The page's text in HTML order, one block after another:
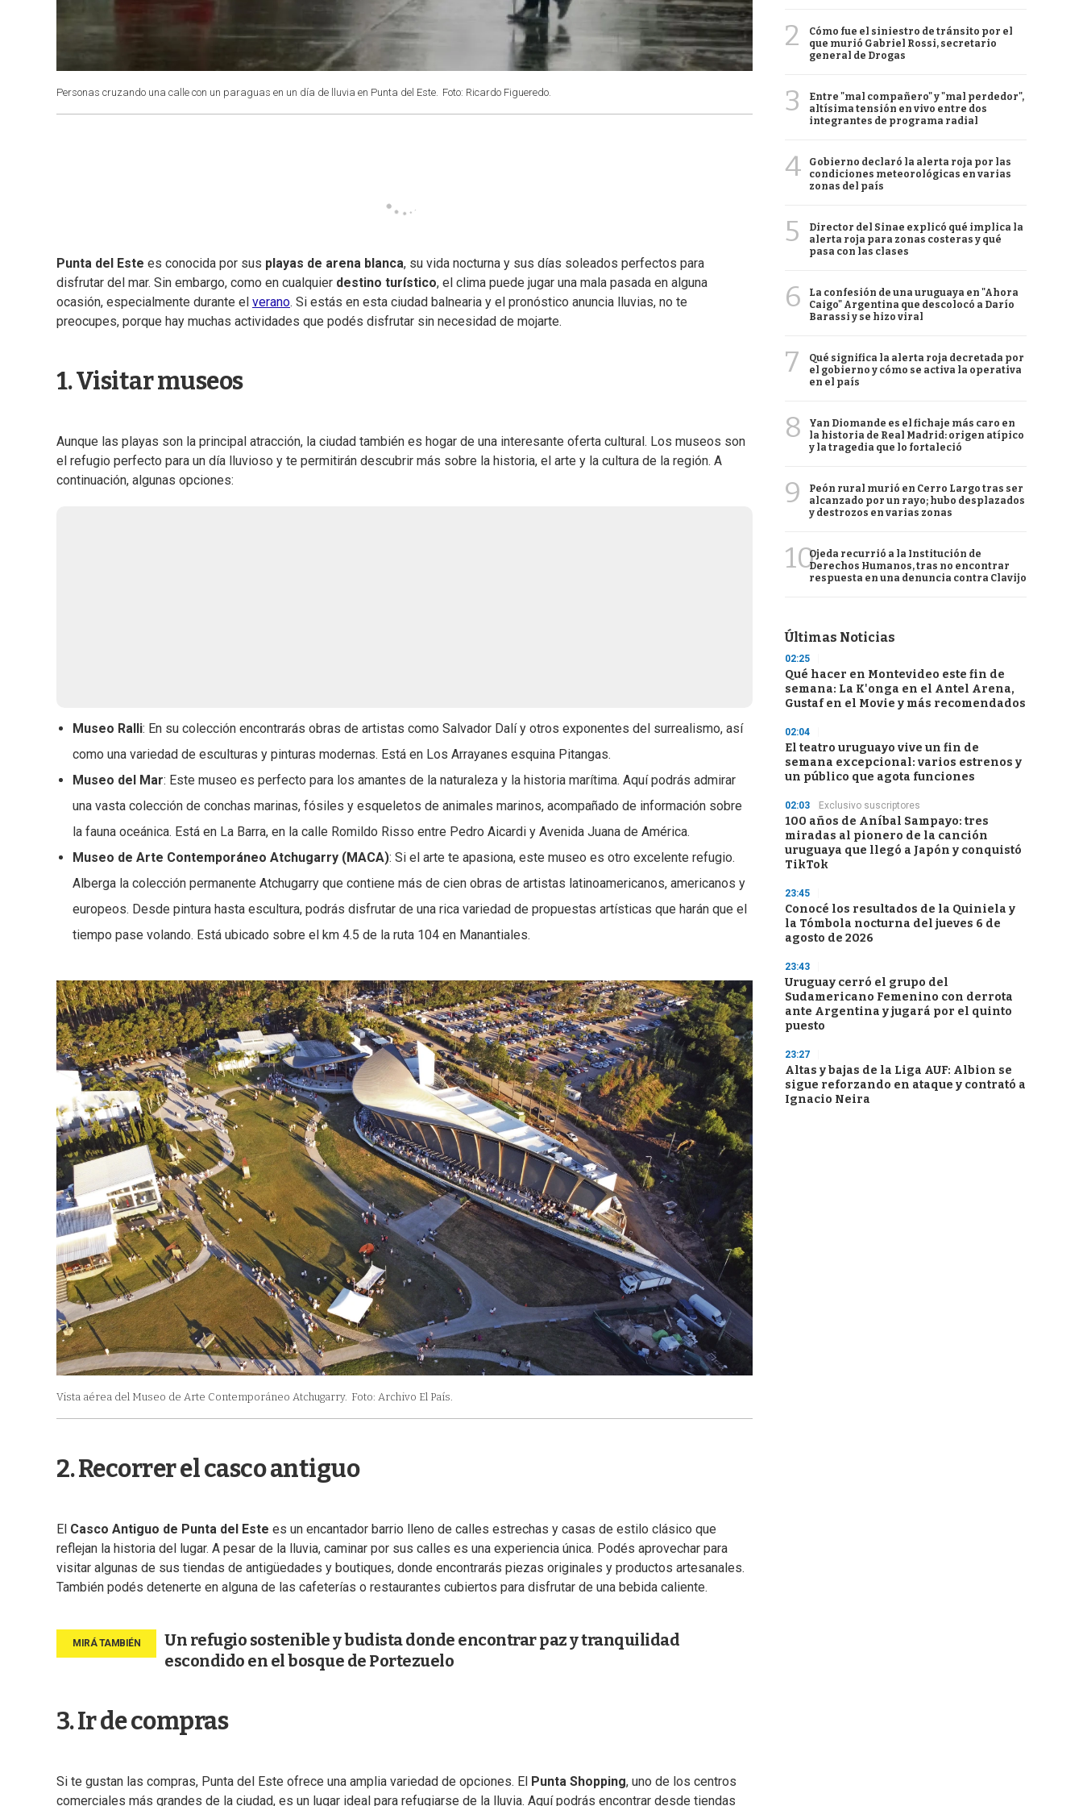
Personas cruzando una calle con un paraguas en un día de lluvia en Punta del Este. Foto: Ricardo Figueredo.
Punta del Este es conocida por sus playas de arena blanca, su vida nocturna y sus días soleados perfectos para
disfrutar del mar. Sin embargo, como en cualquier destino turístico, el clima puede jugar una mala pasada en alguna
ocasión, especialmente durante el verano. Si estás en esta ciudad balnearia y el pronóstico anuncia lluvias, no te
preocupes, porque hay muchas actividades que podés disfrutar sin necesidad de mojarte.
1. Visitar museos
Aunque las playas son la principal atracción, la ciudad también es hogar de una interesante oferta cultural. Los museos son
el refugio perfecto para un día lluvioso y te permitirán descubrir más sobre la historia, el arte y la cultura de la región. A
continuación, algunas opciones:
Museo Ralli: En su colección encontrarás obras de artistas como Salvador Dalí y otros exponentes del surrealismo, así
como una variedad de esculturas y pinturas modernas. Está en Los Arrayanes esquina Pitangas.
Museo del Mar: Este museo es perfecto para los amantes de la naturaleza y la historia marítima. Aquí podrás admirar
una vasta colección de conchas marinas, fósiles y esqueletos de animales marinos, acompañado de información sobre
la fauna oceánica. Está en La Barra, en la calle Romildo Risso entre Pedro Aicardi y Avenida Juana de América.
Museo de Arte Contemporáneo Atchugarry (MACA): Si el arte te apasiona, este museo es otro excelente refugio.
Alberga la colección permanente Atchugarry que contiene más de cien obras de artistas latinoamericanos, americanos y
europeos. Desde pintura hasta escultura, podrás disfrutar de una rica variedad de propuestas artísticas que harán que el
tiempo pase volando. Está ubicado sobre el km 4.5 de la ruta 104 en Manantiales.
Vista aérea del Museo de Arte Contemporáneo Atchugarry. Foto: Archivo El País.
2. Recorrer el casco antiguo
El Casco Antiguo de Punta del Este es un encantador barrio lleno de calles estrechas y casas de estilo clásico que
reflejan la historia del lugar. A pesar de la lluvia, caminar por sus calles es una experiencia única. Podés aprovechar para
visitar algunas de sus tiendas de antigüedades y boutiques, donde encontrarás piezas originales y productos artesanales.
También podés detenerte en alguna de las cafeterías o restaurantes cubiertos para disfrutar de una bebida caliente.
Un refugio sostenible y budista donde encontrar paz y tranquilidad
escondido en el bosque de Portezuelo
3. Ir de compras
Si te gustan las compras, Punta del Este ofrece una amplia variedad de opciones. El Punta Shopping, uno de los centros
comerciales más grandes de la ciudad, es un lugar ideal para refugiarse de la lluvia. Aquí podrás encontrar desde tiendas
2
Cómo fue el siniestro de tránsito por el
que murió Gabriel Rossi, secretario
general de Drogas
3
Entre "mal compañero" y "mal perdedor",
altísima tensión en vivo entre dos
integrantes de programa radial
4
Gobierno declaró la alerta roja por las
condiciones meteorológicas en varias
zonas del país
5
Director del Sinae explicó qué implica la
alerta roja para zonas costeras y qué
pasa con las clases
6
La confesión de una uruguaya en "Ahora
Caigo" Argentina que descolocó a Darío
Barassi y se hizo viral
7
Qué significa la alerta roja decretada por
el gobierno y cómo se activa la operativa
en el país
8
Yan Diomande es el fichaje más caro en
la historia de Real Madrid: origen atípico
y la tragedia que lo fortaleció
9
Peón rural murió en Cerro Largo tras ser
alcanzado por un rayo; hubo desplazados
y destrozos en varias zonas
10Ojeda recurrió a la Institución de
Derechos Humanos, tras no encontrar
respuesta en una denuncia contra Clavijo
Últimas Noticias
02:25
Qué hacer en Montevideo este fin de
semana: La K'onga en el Antel Arena,
Gustaf en el Movie y más recomendados
02:04
El teatro uruguayo vive un fin de
semana excepcional: varios estrenos y
un público que agota funciones
02:03 Exclusivo suscriptores
100 años de Aníbal Sampayo: tres
miradas al pionero de la canción
uruguaya que llegó a Japón y conquistó
TikTok
23:45
Conocé los resultados de la Quiniela y
la Tómbola nocturna del jueves 6 de
agosto de 2026
23:43
Uruguay cerró el grupo del
Sudamericano Femenino con derrota
ante Argentina y jugará por el quinto
puesto
23:27
Altas y bajas de la Liga AUF: Albion se
sigue reforzando en ataque y contrató a
Ignacio Neira